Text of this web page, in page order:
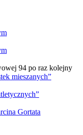
94 po raz kolejny
mieszanych”
Gortata